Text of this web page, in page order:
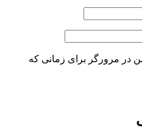
در مرورگر برای زمانی که